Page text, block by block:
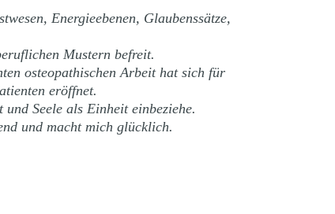
Energieebenen, Glaubenssätze,
Mustern befreit.
osteopathischen Arbeit hat sich für
eröffnet.
Seele als Einheit einbeziehe.
und macht mich glücklich.